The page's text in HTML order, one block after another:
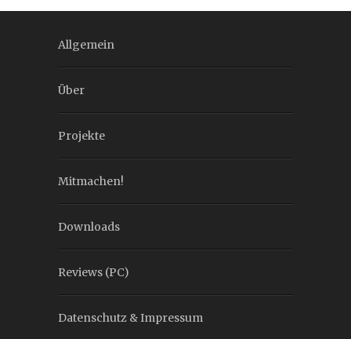
Allgemein
Über
Projekte
Mitmachen!
Downloads
Reviews (PC)
Datenschutz & Impressum